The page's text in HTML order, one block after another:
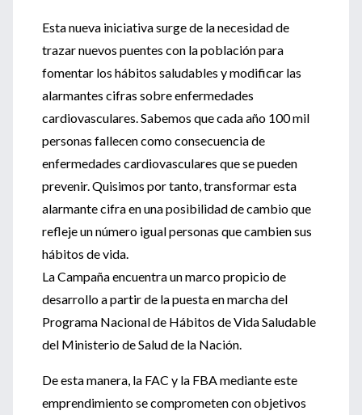
Esta nueva iniciativa surge de la necesidad de
trazar nuevos puentes con la población para
fomentar los hábitos saludables y modificar las
alarmantes cifras sobre enfermedades
cardiovasculares. Sabemos que cada año 100 mil
personas fallecen como consecuencia de
enfermedades cardiovasculares que se pueden
prevenir. Quisimos por tanto, transformar esta
alarmante cifra en una posibilidad de cambio que
refleje un número igual personas que cambien sus
hábitos de vida.
La Campaña encuentra un marco propicio de
desarrollo a partir de la puesta en marcha del
Programa Nacional de Hábitos de Vida Saludable
del Ministerio de Salud de la Nación.
De esta manera, la FAC y la FBA mediante este
emprendimiento se comprometen con objetivos